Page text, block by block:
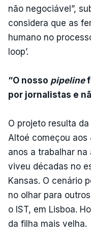
não negociável”,
considera que as
humano no
loop’.
“O nosso pipeline
por jornalistas e
O projeto resulta
Altoé começou aos
anos a trabalhar na
viveu décadas no
Kansas. O cenário
no olhar para
o IST, em Lisboa.
da filha mais velha.